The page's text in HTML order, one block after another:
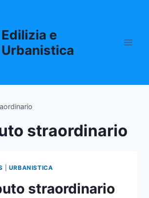
Edilizia e
Urbanistica
straordinario
URBANISTICA
straordinario